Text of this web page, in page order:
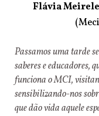
Flávia
Passamos uma tarde
saberes eeducadores,
funciona o MCI,
sensibilizando-nos
que dão vida aquele